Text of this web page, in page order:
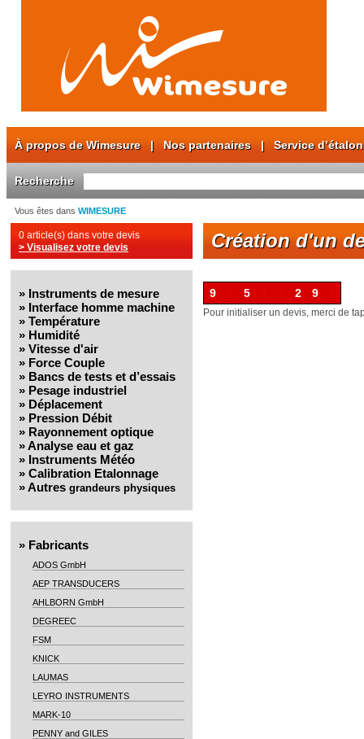
À propos de Wimesure| Nos partenaires| Service
Recherche
Vous êtes dans WIMESURE
0 article(s) dans votre devis
> Visualisez votre devis
» Instruments de mesure
» Interface homme machine
» Température
» Humidité
» Vitesse d'air
» Force Couple
» Bancs de tests et d’essais
» Pesage industriel
» Déplacement
» Pression Débit
» Rayonnement optique
»Analyse eau et gaz
» Instruments Météo
» Calibration Etalonnage
»Autres grandeurs physiques
» Fabricants
ADOS GmbH
AEP TRANSDUCERS
AHLBORN GmbH
DEGREEC
FSM
KNICK
LAUMAS
LEYRO INSTRUMENTS
MARK-10
PENNY and GILES
Création d'un
9 5 2 9
Pour initialiser un devis, merci de